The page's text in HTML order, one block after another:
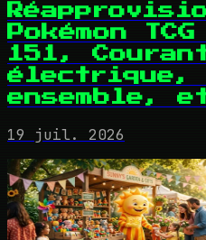
Pokémon
151,
électrique,
ensemble,
19 juil. 2026